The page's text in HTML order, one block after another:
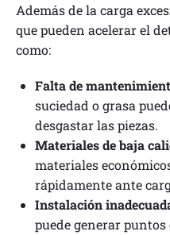
Además de la carga
que pueden acelerar el
como:
Falta de
suciedad o grasa
desgastar las piezas.
Materiales de baja
materiales
rápidamente ante
Instalación
puede generar